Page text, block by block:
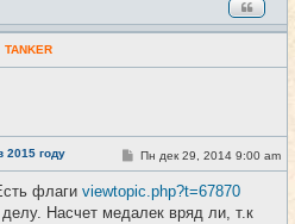
TANKER
2015 году #28
С
о
о
б
щ
Пн дек 29, 2014 9:00 am
флаги viewtopic.php?t=67870
Насчет медалек вряд ли, т.к